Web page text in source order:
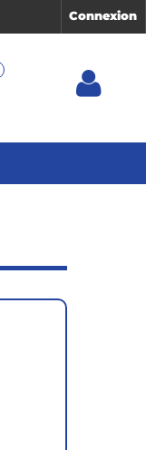
Connexion